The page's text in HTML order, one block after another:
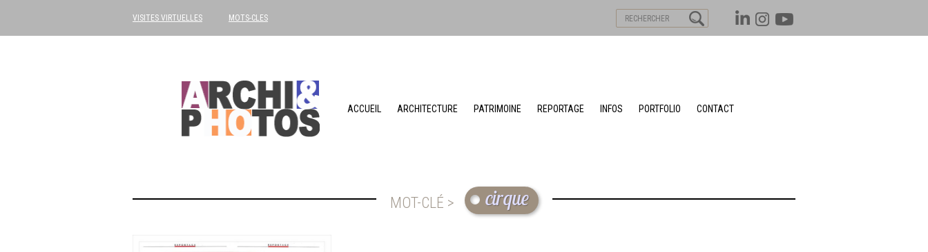
VISITES VIRTUELLES MOTS-CLES
ACCUEIL ARCHITECTURE PATRIMOINE REPORTAGE INFOS PORTFOLIO CONTACT
MOT-CLÉ > cirque